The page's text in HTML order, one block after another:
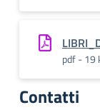
pdf - 19
Contatti